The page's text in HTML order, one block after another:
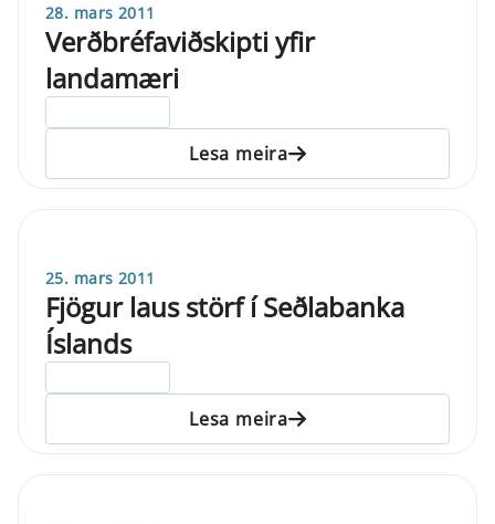
28. mars 2011
Verðbréfaviðskipti yfir
landamæri
Lesa meira
25. mars 2011
Fjögur laus störf í Seðlabanka
Íslands
Lesa meira